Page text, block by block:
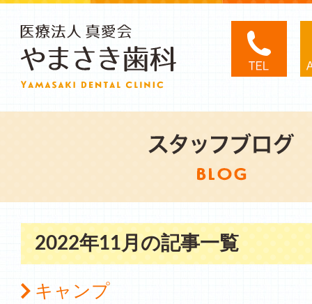
2022年11月の記事一覧
キャンプ